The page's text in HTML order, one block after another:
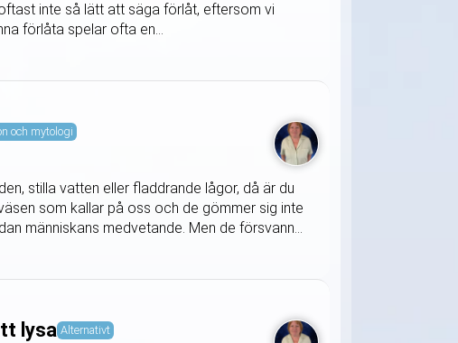
inte så lätt att säga förlåt, eftersom vi
förlåta spelar ofta en...
och mytologi
stilla vatten eller fladdrande lågor, då är du
som kallar på oss och de gömmer sig inte
människans medvetande. Men de försvann...
lysa Alternativt